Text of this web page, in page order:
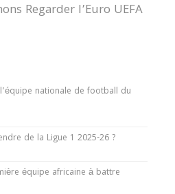
Regarder l’Euro UEFA
savoir sur la Coupe
nationale de football
nationale de football du
de la Ligue 1 2025-26 ?
équipe africaine à battre